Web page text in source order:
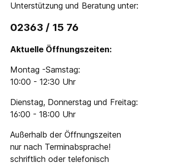
Unterstützung und Beratung unter:
02363 / 15 76
Aktuelle Öffnungszeiten:
Montag -Samstag:
10:00 - 12:30 Uhr
Dienstag, Donnerstag und Freitag:
16:00 - 18:00 Uhr
Außerhalb der Öffnungszeiten
nur nach Terminabsprache!
schriftlich oder telefonisch